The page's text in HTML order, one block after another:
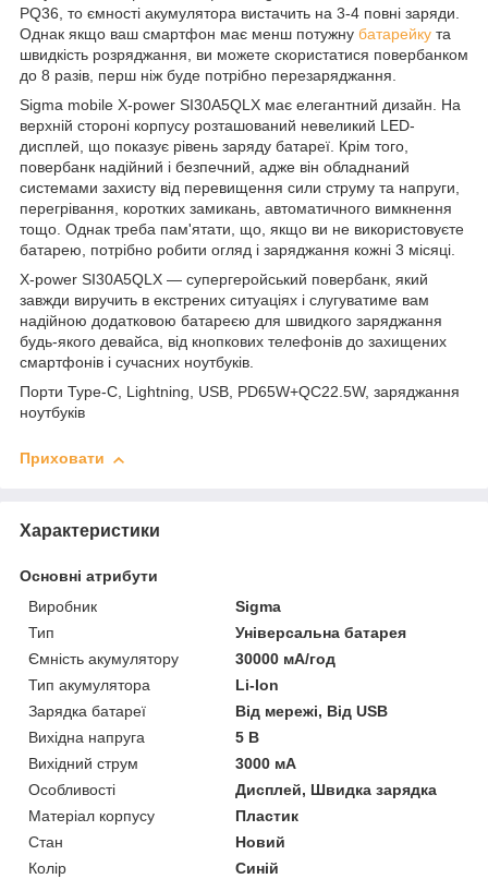
PQ36, то ємності акумулятора вистачить на 3-4 повні заряди.
Однак якщо ваш смартфон має менш потужну батарейку та
швидкість розряджання, ви можете скористатися повербанком
до 8 разів, перш ніж буде потрібно перезаряджання.
Sigma mobile X-power SI30A5QLX має елегантний дизайн. На
верхній стороні корпусу розташований невеликий LED-
дисплей, що показує рівень заряду батареї. Крім того,
повербанк надійний і безпечний, адже він обладнаний
системами захисту від перевищення сили струму та напруги,
перегрівання, коротких замикань, автоматичного вимкнення
тощо. Однак треба пам'ятати, що, якщо ви не використовуєте
батарею, потрібно робити огляд і заряджання кожні 3 місяці.
X-power SI30A5QLX — супергеройський повербанк, який
завжди виручить в екстрених ситуаціях і слугуватиме вам
надійною додатковою батареєю для швидкого заряджання
будь-якого девайса, від кнопкових телефонів до захищених
смартфонів і сучасних ноутбуків.
Порти Type-C, Lightning, USB, PD65W+QC22.5W, заряджання
ноутбуків
Приховати
Характеристики
Основні атрибути
Виробник
Sigma
Тип
Універсальна батарея
Ємність акумулятору
30000 мА/год
Тип акумулятора
Li-Ion
Зарядка батареї
Від мережі, Від USB
Вихідна напруга
5 В
Вихідний струм
3000 мА
Особливості
Дисплей, Швидка зарядка
Матеріал корпусу
Пластик
Стан
Новий
Колір
Синій